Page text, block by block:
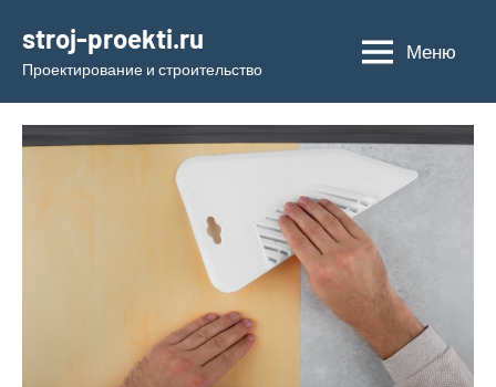
содержимому
stroj-proekti.ru
Проектирование и строительство
Меню